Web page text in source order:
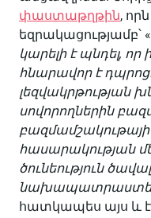
փաստաթղթին,
եզրակացությամբ՝ «
կարելի է պնդել,
հնարավոր է
լեզվակրթության
սովորողներին
հասարա­կության
ծունեություն
հատկապես այս և